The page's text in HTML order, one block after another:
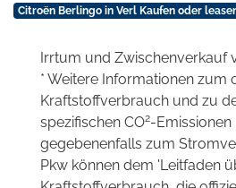
Citroën Berlingo in Verl Kaufen oder
Irrtum und Zwischenverkauf
* Weitere Informationen zum
Kraftstoffverbrauch und zu
spezifischen CO2-Emissionen
gegebenenfalls zum
Pkw können dem 'Leitfaden